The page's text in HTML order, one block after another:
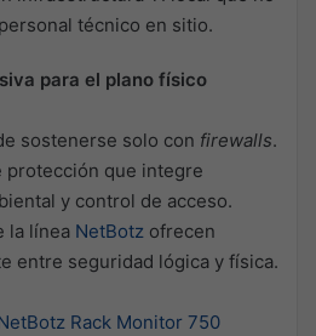
técnico en sitio.
para el plano físico
sostenerse solo con firewalls.
protección que integre
y control de acceso.
la línea NetBotz ofrecen
entre seguridad lógica y física.
Rack Monitor 750